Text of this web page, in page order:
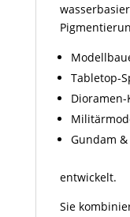
Tabletop-
Gundam
entwickelt.
Sie